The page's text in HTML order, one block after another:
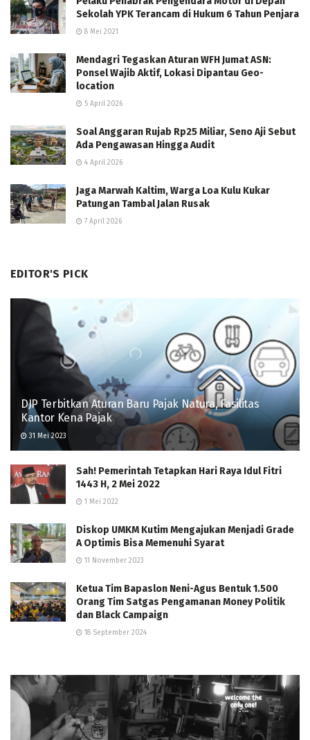
Sekolah YPK Terancam di Hukum 6 Tahun Penjara
8 Mei 2021
Mendagri Tegaskan Aturan WFH Jumat ASN:
Ponsel Wajib Aktif, Lokasi Dipantau Geo-
location
5 April 2026
Soal Anggaran Rujab Rp25 Miliar, Seno Aji Sebut
Ada Pengawasan Hingga Audit
4 April 2026
Jaga Marwah Kaltim, Warga Loa Kulu Kukar
Patungan Tambal Jalan Rusak
7 April 2026
EDITOR'S PICK
DJP Terbitkan Aturan Baru Pajak Natura, Fasilitas
Kantor Kena Pajak
31 Mei 2023
Sah! Pemerintah Tetapkan Hari Raya Idul Fitri
1443 H, 2 Mei 2022
1 Mei 2022
Diskop UMKM Kutim Mengajukan Menjadi Grade
A Optimis Bisa Memenuhi Syarat
11 November 2023
Ketua Tim Bapaslon Neni-Agus Bentuk 1.500
Orang Tim Satgas Pengamanan Money Politik
dan Black Campaign
18 September 2024